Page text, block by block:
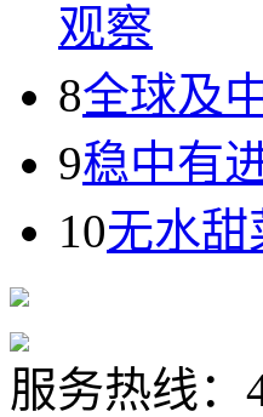
观察
8全球及
9稳中有
10无水甜
服务热线：